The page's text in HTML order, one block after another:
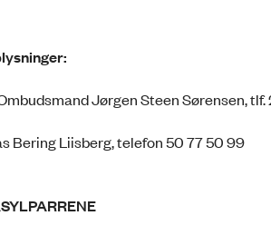
Jørgen Steen Sørensen,
Bering Liisberg, telefon 50 77 50 99